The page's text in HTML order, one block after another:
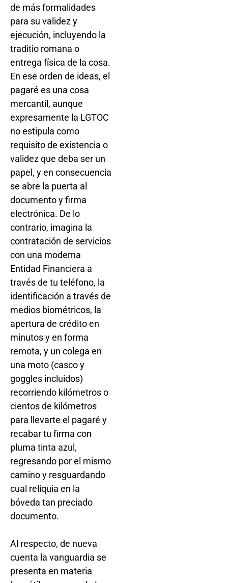
de más formalidades
para su validez y
ejecución, incluyendo la
traditio romana o
entrega física de la cosa.
En ese orden de ideas, el
pagaré es una cosa
mercantil, aunque
expresamente la LGTOC
no estipula como
requisito de existencia o
validez que deba ser un
papel, y en consecuencia
se abre la puerta al
documento y firma
electrónica. De lo
contrario, imagina la
contratación de servicios
con una moderna
Entidad Financiera a
través de tu teléfono, la
identificación a través de
medios biométricos, la
apertura de crédito en
minutos y en forma
remota, y un colega en
una moto (casco y
goggles incluidos)
recorriendo kilómetros o
cientos de kilómetros
para llevarte el pagaré y
recabar tu firma con
pluma tinta azul,
regresando por el mismo
camino y resguardando
cual reliquia en la
bóveda tan preciado
documento.
Al respecto, de nueva
cuenta la vanguardia se
presenta en materia